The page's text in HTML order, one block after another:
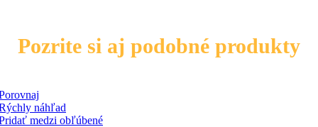
Pozrite si aj podobné produkty
náhľad
medzi obľúbené